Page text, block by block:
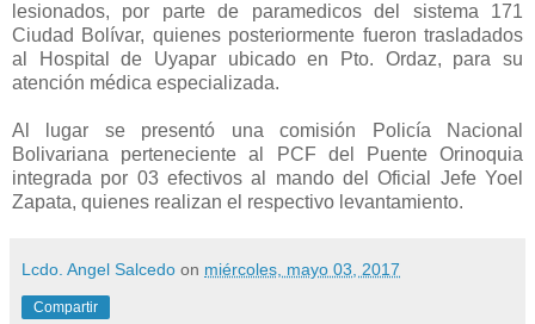
lesionados, por parte de paramedicos del sistema 171
Ciudad Bolívar, quienes posteriormente fueron trasladados
al Hospital de Uyapar ubicado en Pto. Ordaz, para su
atención médica especializada.
Al lugar se presentó una comisión Policía Nacional
Bolivariana perteneciente al PCF del Puente Orinoquia
integrada por 03 efectivos al mando del Oficial Jefe Yoel
Zapata, quienes realizan el respectivo levantamiento.
Lcdo. Angel Salcedo on miércoles, mayo 03, 2017
Compartir